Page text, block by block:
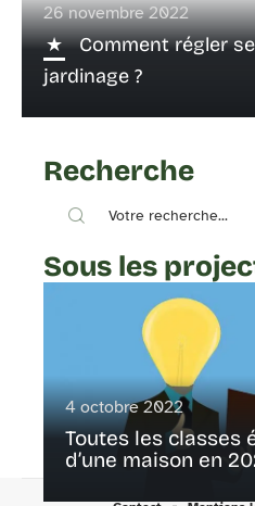
26 novembre 2022
Comment régler
jardinage ?
Recherche
Sous les
4 octobre 2022
Toutes les classes
d’une maison en